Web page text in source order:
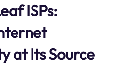
ISPs:
at Its Source